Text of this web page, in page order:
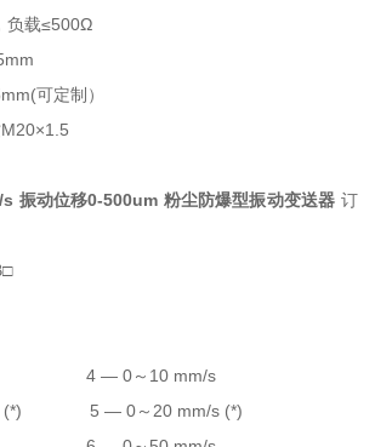
载≤500Ω
可定制）
振动位移0-500um 粉尘防爆型振动变送器 订
4 — 0～10 mm/s
(*) 5 — 0～20 mm/s (*)